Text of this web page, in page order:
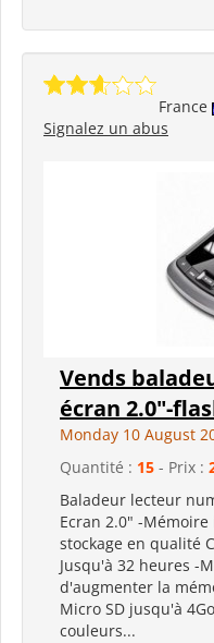
France
Signalez un abus
Vends
écran 2.0"-
Monday 10 August
Quantité : 15 - Prix :
Baladeur lecteur
Ecran 2.0" -
stockage en qualité
Jusqu'à 32 heures -
d'augmenter la
Micro SD jusqu'à
couleurs...